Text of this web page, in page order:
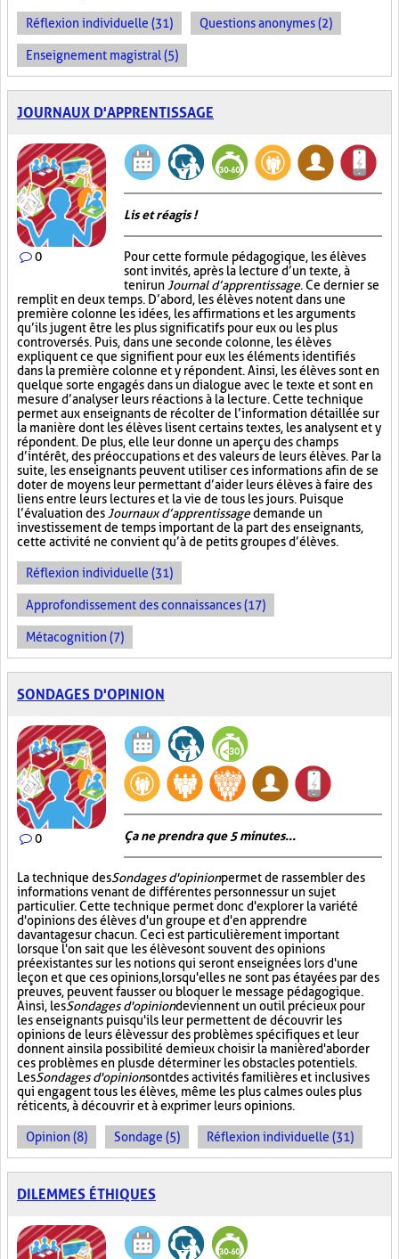
Réflexion individuelle (31) Questions anonymes (2)
Enseignement magistral (5)
JOURNAUX D'APPRENTISSAGE
0
Lis et réagis !
Pour cette formule pédagogique, les élèves
sont invités, après la lecture d’un texte, à
tenir un Journal d’apprentissage. Ce dernier se
remplit en deux temps. D’abord, les élèves notent dans une
première colonne les idées, les affirmations et les arguments
qu’ils jugent être les plus significatifs pour eux ou les plus
controversés. Puis, dans une seconde colonne, les élèves
expliquent ce que signifient pour eux les éléments identifiés
dans la première colonne et y répondent. Ainsi, les élèves sont en
quelque sorte engagés dans un dialogue avec le texte et sont en
mesure d’analyser leurs réactions à la lecture. Cette technique
permet aux enseignants de récolter de l’information détaillée sur
la manière dont les élèves lisent certains textes, les analysent et y
répondent. De plus, elle leur donne un aperçu des champs
d’intérêt, des préoccupations et des valeurs de leurs élèves. Par la
suite, les enseignants peuvent utiliser ces informations afin de se
doter de moyens leur permettant d’aider leurs élèves à faire des
liens entre leurs lectures et la vie de tous les jours. Puisque
l’évaluation des Journaux d’apprentissagedemande un
investissement de temps important de la part des enseignants,
cette activité ne convient qu’à de petits groupes d’élèves.
Réflexion individuelle (31)
Approfondissement des connaissances (17)
Métacognition (7)
SONDAGES D'OPINION
0 Ça ne prendra que 5 minutes...
La technique desSondages d'opinionpermet de rassembler des
informations venant de différentes personnes sur un sujet
particulier. Cette technique permet donc d'explorer la variété
d'opinions des élèves d'un groupe et d'en apprendre
davantage sur chacun. Ceci est particulièrement important
lorsque l'on sait que les élèves ont souvent des opinions
préexistantes sur les notions qui seront enseignées lors d'une
leçon et que ces opinions, lorsqu'elles ne sont pas étayées par des
preuves, peuvent fausser ou bloquer le message pédagogique.
Ainsi, lesSondages d'opiniondeviennent un outil précieux pour
les enseignants puisqu'ils leur permettent de découvrir les
opinions de leurs élèves sur des problèmes spécifiques et leur
donnent ainsi la possibilité de mieux choisir la manière d'aborder
ces problèmes en plus de déterminer les obstacles potentiels.
LesSondages d'opinionsont des activités familières et inclusives
qui engagent tous les élèves, même les plus calmes ou les plus
réticents, à découvrir et à exprimer leurs opinions.
Opinion (8) Sondage (5) Réflexion individuelle (31)
DILEMMES ÉTHIQUES